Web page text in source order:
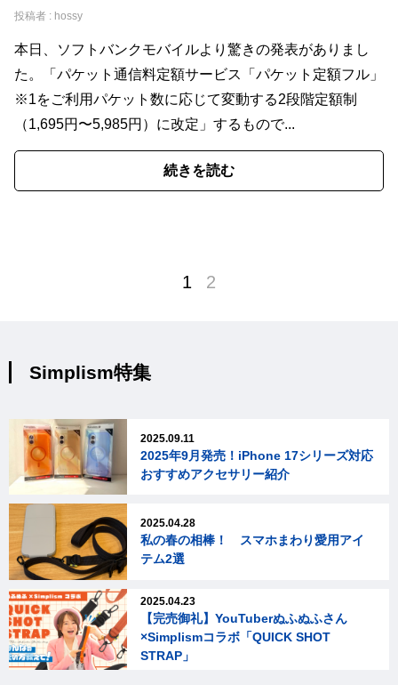
投稿者 : hossy
本日、ソフトバンクモバイルより驚きの発表がありまし
た。「パケット通信料定額サービス「パケット定額フル」
※1をご利用パケット数に応じて変動する2段階定額制
（1,695円〜5,985円）に改定」するもので...
続きを読む
1 2
Simplism特集
2025.09.11
2025年9月発売！iPhone 17シリーズ対応
おすすめアクセサリー紹介
2025.04.28
私の春の相棒！ スマホまわり愛用アイ
テム2選
2025.04.23
【完売御礼】YouTuberぬふぬふさん
×Simplismコラボ「QUICK SHOT
STRAP」